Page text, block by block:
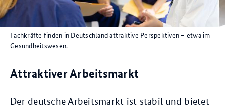
Fachkräfte finden in Deutschland attraktive Perspektiven – etwa im
Gesundheitswesen.
Attraktiver Arbeitsmarkt
Der deutsche Arbeitsmarkt ist stabil und bietet